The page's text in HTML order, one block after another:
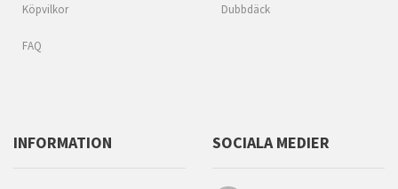
Köpvilkor
FAQ
Dubbdäck
INFORMATION SOCIALA MEDIER